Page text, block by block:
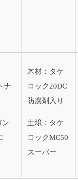
ナ
ン
木材：タケ
ロック20DC
防腐剤入り
土壌：タケ
ロックMC50
スーパー